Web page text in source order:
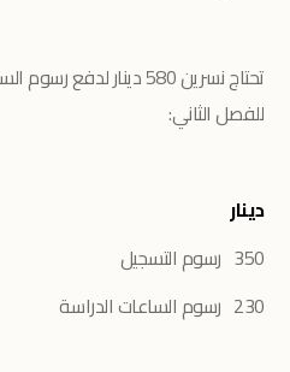
للفصل الثاني:
دينار
350 رسوم التسجيل
230 رسوم الساعات الدراسة